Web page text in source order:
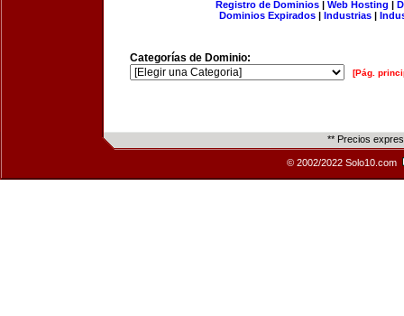
Registro de Dominios| Web Hosting |
Dominios Expirados | Industrias |
Categorías de Dominio:
[Pág.
** Precios
© 2002/2022 Solo10.com